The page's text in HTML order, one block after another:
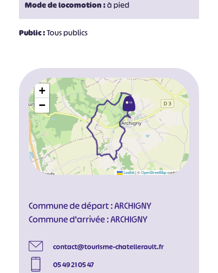
Mode de locomotion :à pied
Public :Tous publics
+
−
Leaflet |©OpenStreetMapcontributors
Commune de départ : ARCHIGNY
Commune d'arrivée : ARCHIGNY
contact@tourisme-chatellerault.fr
05 49 21 05 47